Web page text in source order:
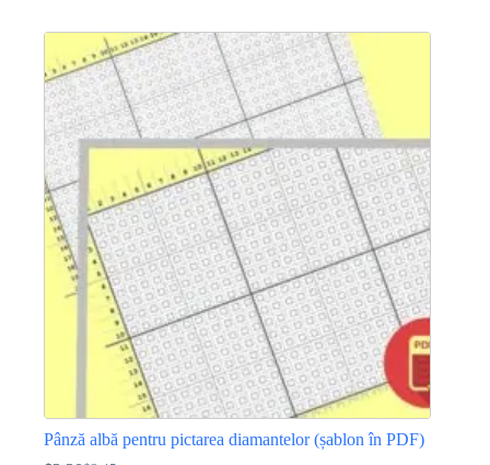
Pânză albă pentru pictarea diamantelor (șablon în PDF)